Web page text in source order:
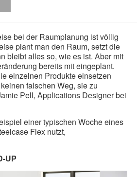
bei der Raumplanung ist völlig
plant man den Raum, setzt die
bleibt alles so, wie es ist. Aber mit
bereits mit eingeplant.
einzelnen Produkte einsetzen
falschen Weg, sie zu
Pell, Applications Designer bei
einer typischen Woche eines
Flex nutzt,
UP